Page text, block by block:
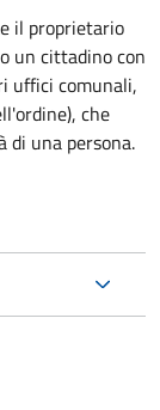
il proprietario
un cittadino con
uffici comunali,
che
di una persona.